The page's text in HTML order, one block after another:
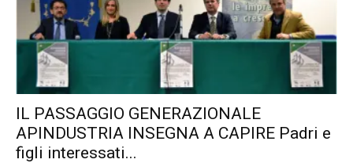
IL PASSAGGIO GENERAZIONALE
APINDUSTRIA INSEGNA A CAPIRE Padri e
figli interessati...